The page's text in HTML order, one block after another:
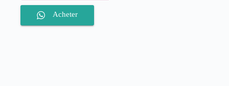
Acheter